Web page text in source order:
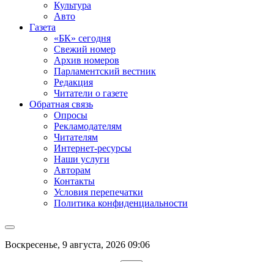
Культура
Авто
Газета
«БК» сегодня
Свежий номер
Архив номеров
Парламентский вестник
Редакция
Читатели о газете
Обратная связь
Опросы
Рекламодателям
Читателям
Интернет-ресурсы
Наши услуги
Авторам
Контакты
Условия перепечатки
Политика конфиденциальности
Воскресенье, 9 августа, 2026 09:06